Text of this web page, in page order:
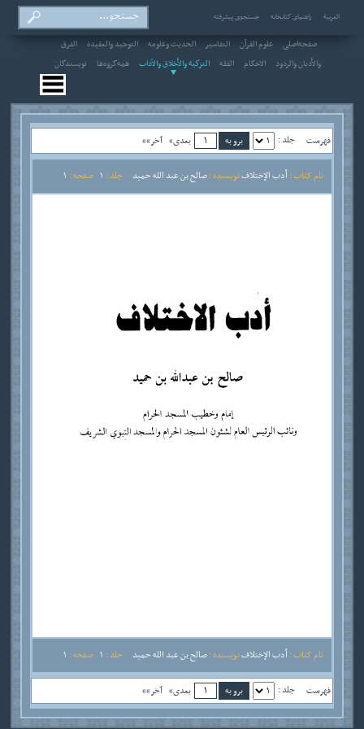
العربیة راهنمای کتابخانه جستجوی پیشرفته
صفحه‌اصلی علوم القرآن التفاسير الحديث وعلومه التوحيد والعقيدة
الفرق
والأديان والردود
الاحکام الفقه التزكية والأخلاق والآداب همه‌گروه‌ها نویسندگان
فهرست جلد : بعدی» آخر»»
نام کتاب :أدب الإختلافنویسنده :صالح بن عبد الله حميد جلد : صفحه :
نام کتاب :أدب الإختلافنویسنده :صالح بن عبد الله حميد جلد : صفحه :
فهرست جلد : بعدی» آخر»»